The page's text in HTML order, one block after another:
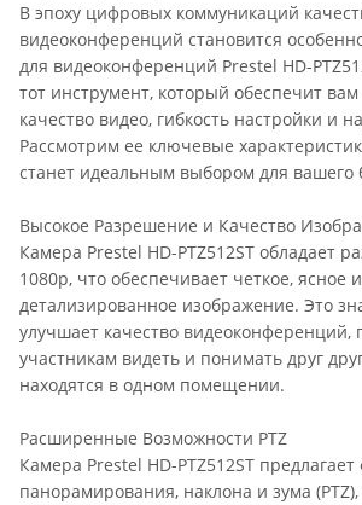
В эпоху цифровых коммуникаций
видеоконференций становится
для видеоконференций Prestel HD-
тот инструмент, который обеспечит
качество видео, гибкость настройки и
Рассмотрим ее ключевые
станет идеальным выбором для вашего
Высокое Разрешение и Качество
Камера Prestel HD-PTZ512ST обладает
1080p, что обеспечивает четкое, ясное и
детализированное изображение. Это
улучшает качество видеоконференций,
участникам видеть и понимать друг
находятся в одном помещении.
Расширенные Возможности PTZ
Камера Prestel HD-PTZ512ST
панорамирования, наклона и зума (PTZ),